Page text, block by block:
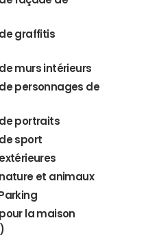
graffitis
murs intérieurs
personnages de
portraits
sport
et animaux
la maison